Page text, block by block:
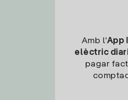
Amb l'App
elèctric
pagar